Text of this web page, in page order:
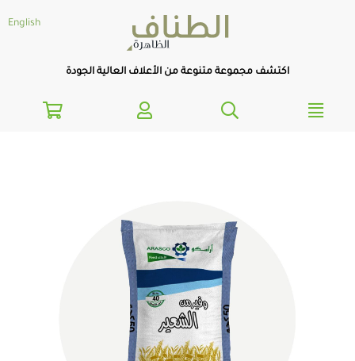
اكتشف مجموعة متنوعة من الأعلاف العالية الجودة
English